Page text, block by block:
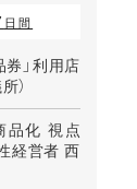
日間
券」利用店
）
品化 視点
経営者 西